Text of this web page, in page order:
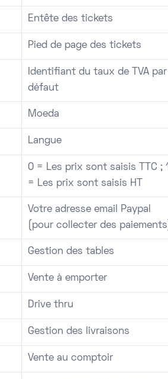
Entête des tickets
Pied de page des tickets
Identifiant du taux de TVA par
défaut
Moeda
Langue
0 = Les prix sont saisis TTC ; 1
= Les prix sont saisis HT
Votre adresse email Paypal
(pour collecter des paiements)
Gestion des tables
Vente à emporter
Drive thru
Gestion des livraisons
Vente au comptoir